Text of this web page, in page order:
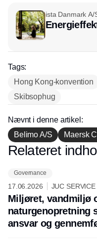
ista Danmark A/
Tags:
Hong Kong-konvention
Skibsophug
Nævnt i denne artikel:
Belimo A/S
Maersk
Relateret
Governance
17.06.2026 JUC
Miljøret, vandmiljø
naturgenopretning
ansvar og